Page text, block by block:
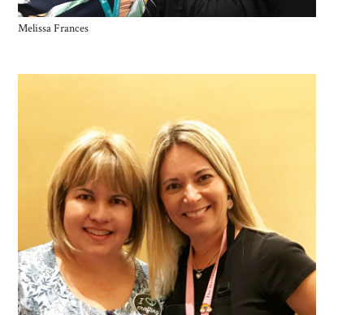
Melissa Frances